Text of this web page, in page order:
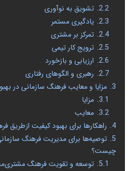
2.2. تشویق به نوآوری
2.3. یادگیری مستمر
2.4. تمرکز بر مشتری
2.5. ترویج کار تیمی
2.6. ارزیابی و بازخورد
2.7. رهبری و الگوهای رفتاری
3. مزایا و معایب فرهنگ سازمانی در
3.1. مزایا
3.2. معایب
4. راهکارها برای بهبود کیفیت ازطریق
5. توصیه‌ها برای مدیریت فرهنگ
چیست؟
5.1. توسعه و تقویت فرهنگ